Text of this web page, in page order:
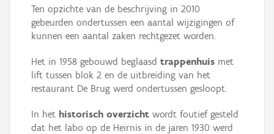
Ten opzichte van de beschrijving in 2010
gebeurden ondertussen een aantal wijzigingen of
kunnen een aantal zaken rechtgezet worden.
Het in 1958 gebouwd beglaasd trappenhuis met
lift tussen blok 2 en de uitbreiding van het
restaurant De Brug werd ondertussen gesloopt.
In het historisch overzicht wordt foutief gesteld
dat het labo op de Heirnis in de jaren 1930 werd